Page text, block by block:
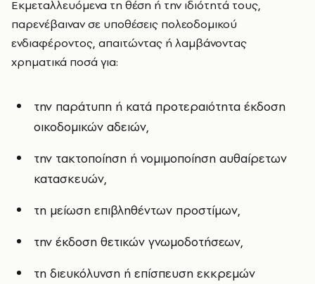
Εκμεταλλευόμενα τη θέση ή την ιδιότητά τους,
παρενέβαιναν σε υποθέσεις πολεοδομικού
ενδιαφέροντος, απαιτώντας ή λαμβάνοντας
χρηματικά ποσά για:
την παράτυπη ή κατά προτεραιότητα έκδοση
οικοδομικών αδειών,
την τακτοποίηση ή νομιμοποίηση αυθαίρετων
κατασκευών,
τη μείωση επιβληθέντων προστίμων,
την έκδοση θετικών γνωμοδοτήσεων,
τη διευκόλυνση ή επίσπευση εκκρεμών